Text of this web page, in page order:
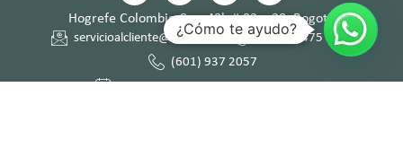
Hogrefe Colombia Cra. 49b # 93 – 38, Bogotá
servicioalcliente@hogrefe.co
+57 321 475 8010
(601) 937 2057
¿Cómo te ayudo?